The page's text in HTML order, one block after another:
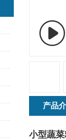
产品
小型蔬